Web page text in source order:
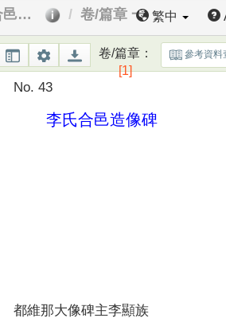
I0043 李氏合邑造像碑 卷/篇章 一 繁中
卷/篇章：
[1]
參考資料
No. 43
李氏合邑造像碑
都維那大像碑主李顯族